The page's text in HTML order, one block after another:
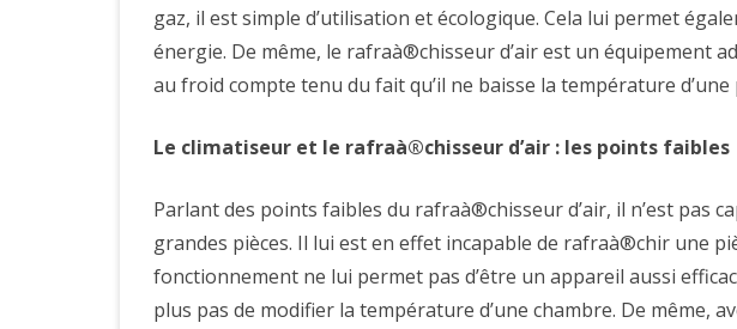
gaz, il est simple d’utilisation et écologique. Cela lui permet
énergie. De même, le rafraà®chisseur d’air est un équipement
au froid compte tenu du fait qu’il ne baisse la température d’une
Le climatiseur et le rafraà®chisseur d’air : les points faibles
Parlant des points faibles du rafraà®chisseur d’air, il n’est pas
grandes pièces. Il lui est en effet incapable de rafraà®chir une
fonctionnement ne lui permet pas d’être un appareil aussi
plus pas de modifier la température d’une chambre. De même,